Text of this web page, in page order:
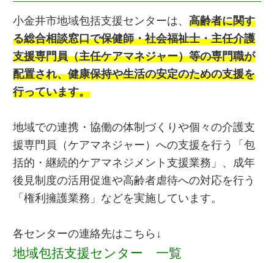
小金井市地域包括支援センターは、 高齢者に関す
る総合相談窓口で保健師・社会福祉士・主任介護
支援専門員（主任ケアマネジャー）等の専門職が
配置され、健康保持や生活の安定のための支援を
行っています。
地域での連携・協働の体制づくりや個々の介護支
援専門員（ケアマネジャー）への支援を行う「包
括的・継続的ケアマネジメント支援業務」、成年
後見制度の活用促進や高齢者虐待への対応を行う
「権利擁護業務」などを実施しています。
各センターの連絡先はこちら↓
地域包括支援センター 一覧